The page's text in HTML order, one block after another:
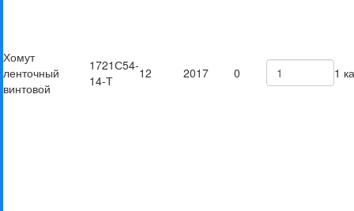
Хомут
ленточный
винтовой
1721С54-
14-Т
12 2017 0 1